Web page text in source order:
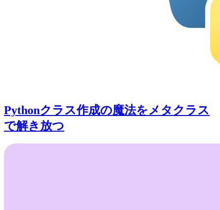
Pythonクラス作成の魔法をメタクラス
で解き放つ